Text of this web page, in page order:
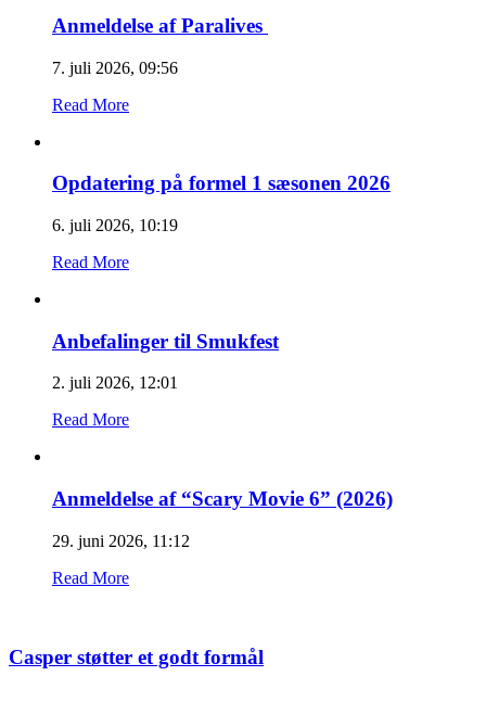
Anmeldelse af Paralives
7. juli 2026, 09:56
Read More
Opdatering på formel 1 sæsonen 2026
6. juli 2026, 10:19
Read More
Anbefalinger til Smukfest
2. juli 2026, 12:01
Read More
Anmeldelse af “Scary Movie 6” (2026)
29. juni 2026, 11:12
Read More
Casper støtter et godt formål